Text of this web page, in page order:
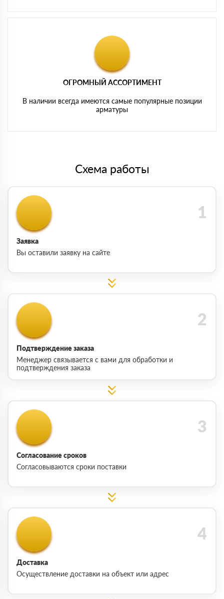
ОГРОМНЫЙ АССОРТИМЕНТ
В наличии всегда имеются самые популярные позиции
арматуры
Схема работы
Заявка
Вы оставили заявку на сайте
Подтверждение заказа
Менеджер связывается с вами для обработки и
подтверждения заказа
Согласование сроков
Согласовываются сроки поставки
Доставка
Осуществление доставки на объект или адрес